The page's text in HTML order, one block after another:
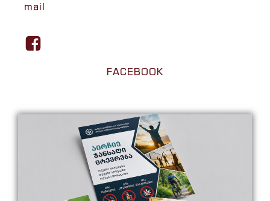
mail
FACEBOOK